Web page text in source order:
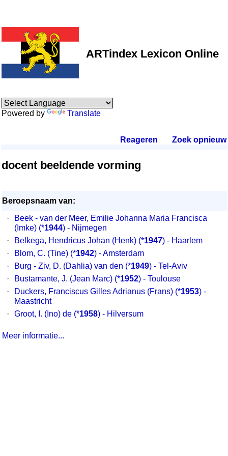
ARTindex Lexicon Online
Powered by Translate
Reageren Zoek opnieuw.
docent beeldende vorming
Beroepsnaam van:
·
Beek - van der Meer, Emilie Johanna Maria Francisca
(Imke) (*1944) - Nijmegen
·
Belkega, Hendricus Johan (Henk) (*1947) - Haarlem
·
Blom, C. (Tine) (*1942) - Amsterdam
·
Burg - Ziv, D. (Dahlia) van den (*1949) - Tel-Aviv
·
Bustamante, J. (Jean Marc) (*1952) - Toulouse
·
Duckers, Franciscus Gilles Adrianus (Frans) (*1953) -
Maastricht
·
Groot, I. (Ino) de (*1958) - Hilversum
Meer informatie...